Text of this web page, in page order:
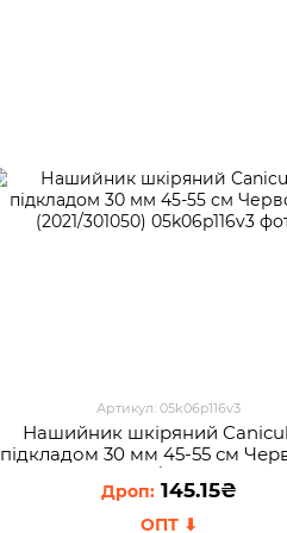
Артикул: 05k06p116v3
Нашийник шкіряний
пiдкладом 30 мм 45-55 см
(2021/301050)
145.15₴